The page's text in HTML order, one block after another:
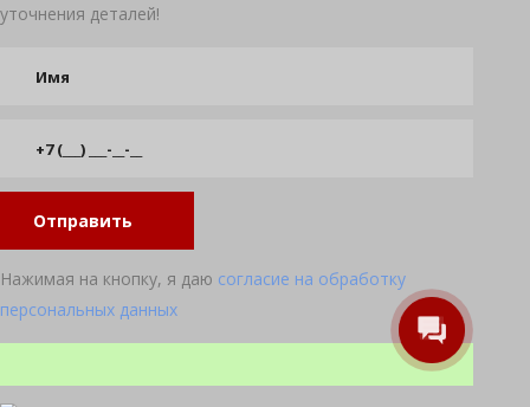
уточнения деталей!
Отправить
Нажимая на кнопку, я даю согласие на обработку
персональных данных